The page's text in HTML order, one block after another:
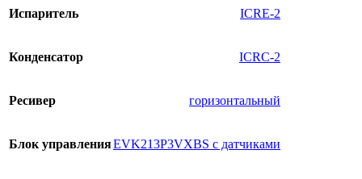
Испаритель ICRE-2
Конденсатор ICRC-2
Ресивер горизонтальный
Блок управленияEVK213P3VXBS с датчиками